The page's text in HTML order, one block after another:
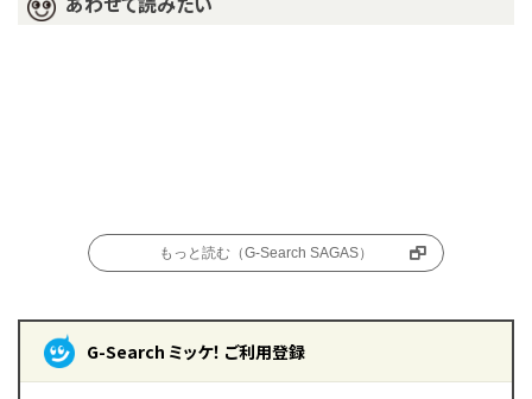
もっと読む（G-Search SAGAS）
G-Search ミッケ！ ご利用登録